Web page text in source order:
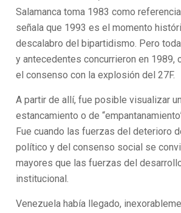
Salamanca toma 1983 como
señala que 1993 es el momento
descalabro del bipartidismo. Pero
y antecedentes concurrieron en 1989,
el consenso con la explosión del 27F.
A partir de allí, fue posible visualizar
estancamiento o de
Fue cuando las fuerzas del deterioro
político y del consenso social se
mayores que las fuerzas del
institucional.
Venezuela había llegado,